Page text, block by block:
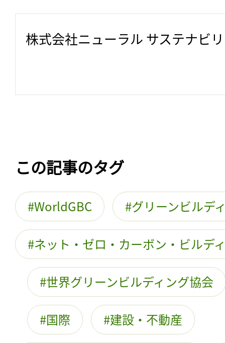
株式会社ニューラル サステナビ
この記事のタグ
WorldGBC グリーンビルデ
ネット・ゼロ・カーボン・ビルデ
世界グリーンビルディング協会
国際 建設・不動産